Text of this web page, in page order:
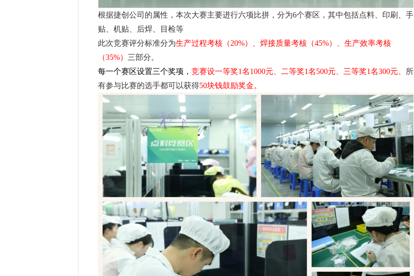
根据捷创公司的属性，本次大赛主要进行六项比拼，分为6个赛区，其中包括点料、印刷、手
贴、机贴、后焊、目检等
此次竞赛评分标准分为生产过程考核（20%）、焊接质量考核（45%）、生产效率考核
（35%） 三部分。
每一个赛区设置三个奖项， 竞赛设一等奖1名1000元、二等奖1名500元、三等奖1名300元
所
有参与比赛的选手都可以获得50块钱鼓励奖金。